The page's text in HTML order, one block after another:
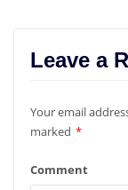
Leave a
Your email
marked *
Comment